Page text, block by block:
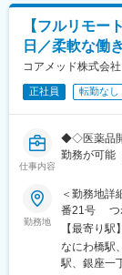
・マーケテ
・テストデ
・クロージ
●マネージ
・進行状況
・取締役と
・外国製
※クライア
す。
※プロジェ
にあたって
■教育体制：
通常医薬品
員として登
プデートで
■働き方：
◎完全在宅
なくてもご
【フルリモ
日／柔軟な働
コアメッド株式会社
正社員 転勤なし
仕事内容
◆◇医薬品開
勤務が可能
会社◆◇
■業務内容：
医薬品開
ンサルティ
略を設計す
勤務地
＜勤務地詳
番21号 つ
動喫煙対
千代田区丸
13階 受動喫
【最寄り駅】
なにわ橋駅
駅、銀座一